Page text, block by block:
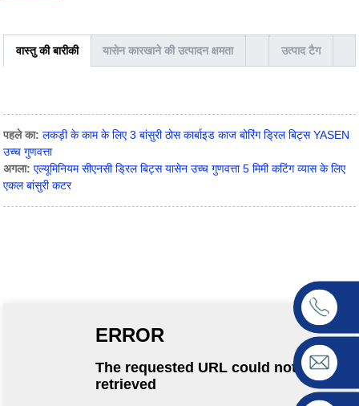
वास्तु की बारीकी यासेन कारखाने की उत्पादन क्षमता उत्पाद टैग
पहले का: लकड़ी के काम के लिए 3 बांसुरी ठोस कार्बाइड काज बोरिंग ड्रिल बिट्स YASEN
उच्च गुणवत्ता
अगला: एल्यूमिनियम सीएनसी ड्रिल बिट्स यासेन उच्च गुणवत्ता 5 मिमी कटिंग व्यास के लिए
एकल बांसुरी कटर